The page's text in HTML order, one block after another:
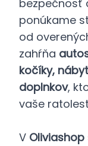
bezpečnosť
ponúkame
od
zahŕňa
kočíky,
doplnkov,
vaše
V Oliviashop